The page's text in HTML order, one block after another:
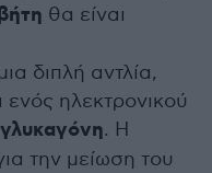
θα είναι
διπλή αντλία,
ηλεκτρονικού
γλυκαγόνη. Η
την μείωση του